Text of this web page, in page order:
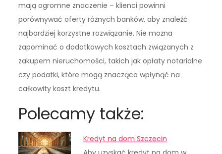
mają ogromne znaczenie – klienci powinni
porównywać oferty różnych banków, aby znaleźć
najbardziej korzystne rozwiązanie. Nie można
zapominać o dodatkowych kosztach związanych z
zakupem nieruchomości, takich jak opłaty notarialne
czy podatki, które mogą znacząco wpłynąć na
całkowity koszt kredytu.
Polecamy także:
Kredyt na dom Szczecin